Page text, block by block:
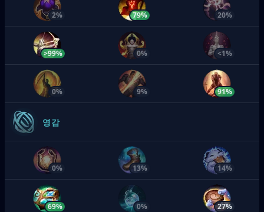
2% 79% 20%
>99% 0% <1%
0% 9% 91%
영감
0% 13% 14%
69% 0% 27%